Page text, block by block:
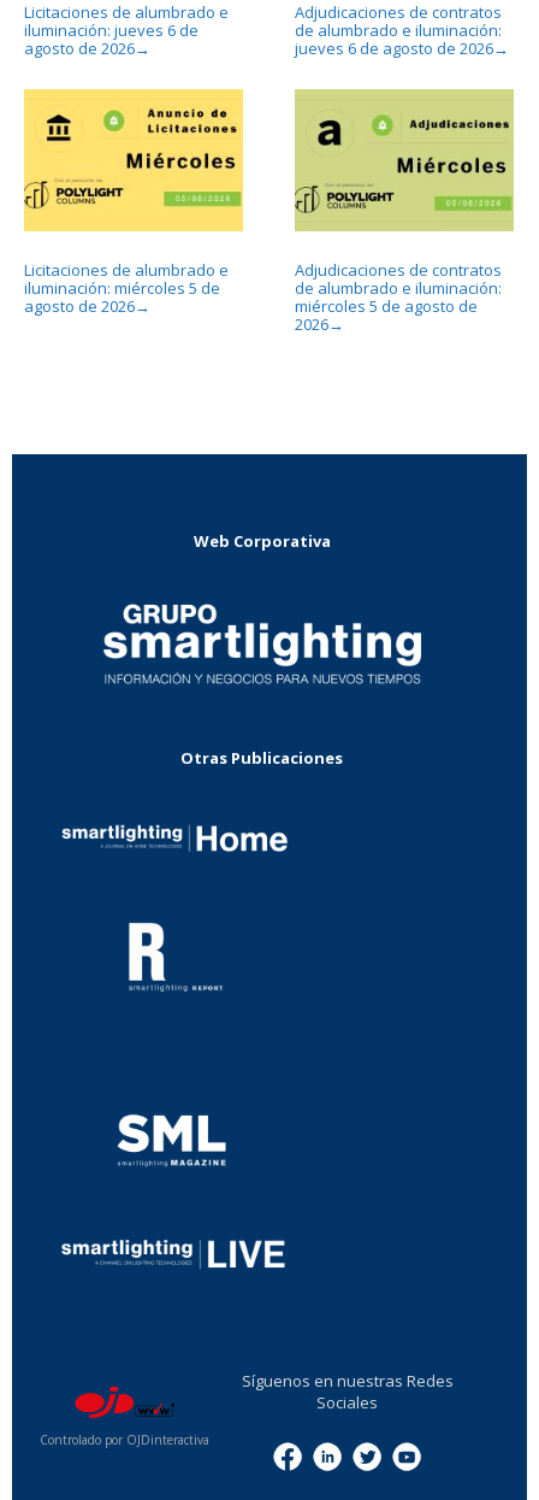
Licitaciones de alumbrado e
iluminación: jueves 6 de
agosto de 2026→
Adjudicaciones de contratos
de alumbrado e iluminación:
jueves 6 de agosto de 2026→
Licitaciones de alumbrado e
iluminación: miércoles 5 de
agosto de 2026→
Adjudicaciones de contratos
de alumbrado e iluminación:
miércoles 5 de agosto de
2026→
Web Corporativa
Otras Publicaciones
Controlado por OJDinteractiva
Síguenos en nuestras Redes
Sociales